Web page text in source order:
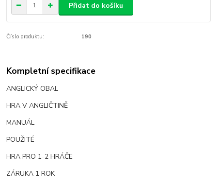
Přidat do košíku
Číslo produktu: 190
Kompletní specifikace
ANGLICKÝ OBAL
HRA V ANGLIČTINĚ
MANUÁL
POUŽITÉ
HRA PRO 1-2 HRÁČE
ZÁRUKA 1 ROK